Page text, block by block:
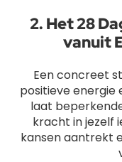
2. Het 28
vanuit
Een concreet
positieve energie
laat
kracht in jezelf
kansen aantrekt